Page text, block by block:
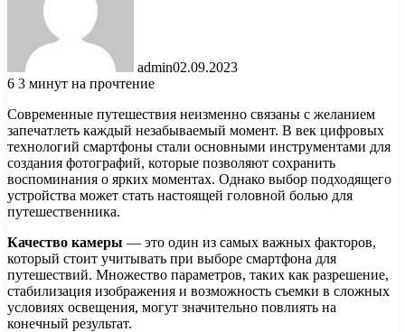
admin02.09.2023
6 3 минут на прочтение
Современные путешествия неизменно связаны с желанием
запечатлеть каждый незабываемый момент. В век цифровых
технологий смартфоны стали основными инструментами для
создания фотографий, которые позволяют сохранить
воспоминания о ярких моментах. Однако выбор подходящего
устройства может стать настоящей головной болью для
путешественника.
Качество камеры — это один из самых важных факторов,
который стоит учитывать при выборе смартфона для
путешествий. Множество параметров, таких как разрешение,
стабилизация изображения и возможность съемки в сложных
условиях освещения, могут значительно повлиять на
конечный результат.